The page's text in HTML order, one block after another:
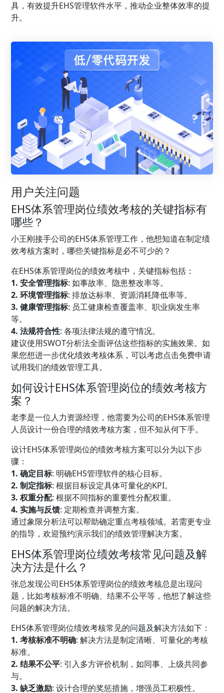
具，有效提升EHS管理软件水平，推动企业整体效率的提
升。
用户关注问题
EHS体系管理岗位绩效考核的关键指标有
哪些？
小王刚接手公司的EHS体系管理工作，他想知道在制定绩
效考核方案时，哪些关键指标是必不可少的？
在EHS体系管理岗位的绩效考核中，关键指标包括：
1. 安全管理指标: 如事故率、隐患整改率等。
2. 环境管理指标: 排放达标率、资源消耗降低率等。
3. 健康管理指标: 员工健康检查覆盖率、职业病发生率
等。
4. 法规符合性: 各项法律法规的遵守情况。
建议使用SWOT分析法全面评估这些指标的实施效果。如
果您想进一步优化绩效考核体系，可以考虑点击免费申请
试用我们的绩效管理工具。
如何设计EHS体系管理岗位的绩效考核方
案？
老李是一位人力资源经理，他需要为公司的EHS体系管理
人员设计一份合理的绩效考核方案，但不知从何下手。
设计EHS体系管理岗位的绩效考核方案可以分为以下步
骤：
1. 确定目标: 明确EHS管理软件的核心目标。
2. 制定指标: 根据目标设定具体可量化的KPI。
3. 权重分配: 根据不同指标的重要性分配权重。
4. 实施与反馈: 定期检查并调整方案。
通过象限分析法可以帮助确定重点考核领域。若需更专业
的指导，欢迎预约演示我们的绩效管理解决方案。
EHS体系管理岗位绩效考核常见问题及解
决方法是什么？
张总发现公司EHS体系管理岗位的绩效考核总是出现问
题，比如考核标准不明确、结果不公平等，他想了解这些
问题的解决方法。
EHS体系管理岗位绩效考核常见的问题及解决方法如下：
1. 考核标准不明确: 解决方法是制定清晰、可量化的考核
标准。
2. 结果不公平: 引入多方评价机制，如同事、上级共同参
与。
3. 缺乏激励: 设计合理的奖惩措施，增强员工积极性。